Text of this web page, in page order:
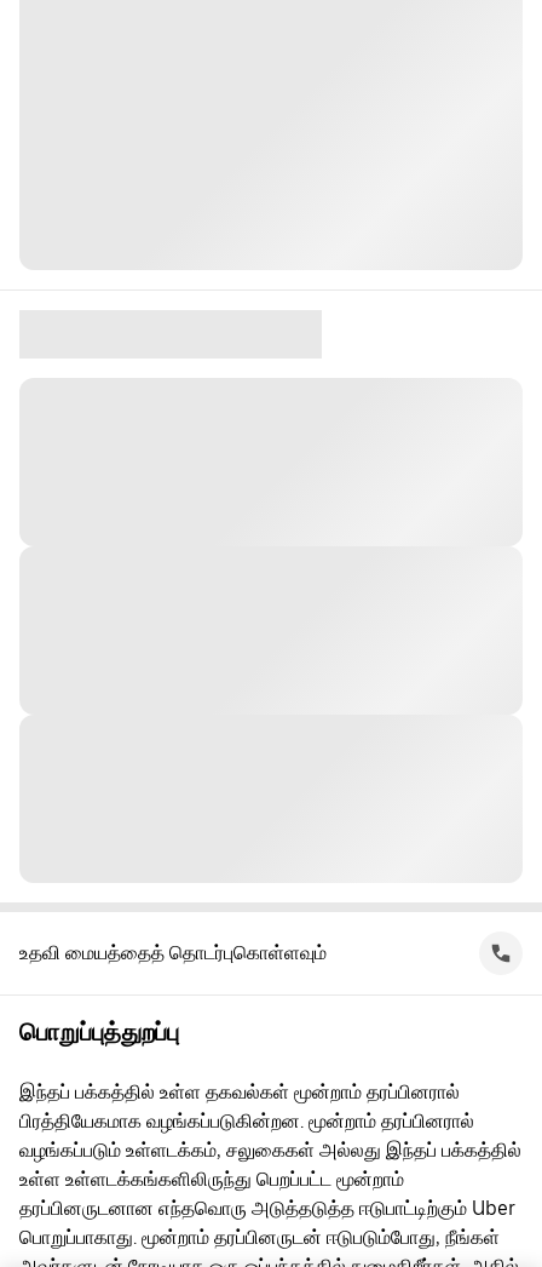
உதவி மையத்தைத் தொடர்புகொள்ளவும்
பொறுப்புத்துறப்பு
இந்தப் பக்கத்தில் உள்ள தகவல்கள் மூன்றாம் தரப்பினரால்
பிரத்தியேகமாக வழங்கப்படுகின்றன. மூன்றாம் தரப்பினரால்
வழங்கப்படும் உள்ளடக்கம், சலுகைகள் அல்லது இந்தப் பக்கத்தில்
உள்ள உள்ளடக்கங்களிலிருந்து பெறப்பட்ட மூன்றாம்
தரப்பினருடனான எந்தவொரு அடுத்தடுத்த ஈடுபாட்டிற்கும் Uber
பொறுப்பாகாது. மூன்றாம் தரப்பினருடன் ஈடுபடும்போது, நீங்கள்